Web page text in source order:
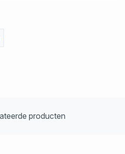
producten